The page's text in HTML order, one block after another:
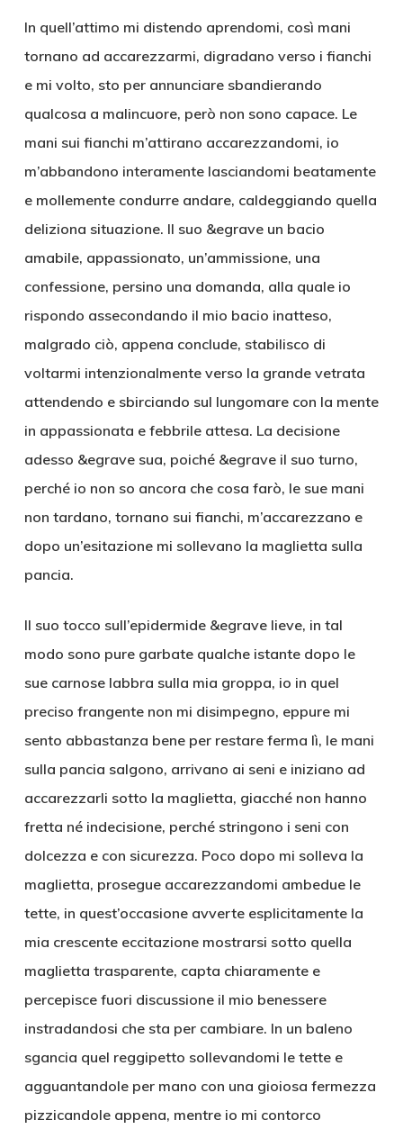
In quell’attimo mi distendo aprendomi, così mani
tornano ad accarezzarmi, digradano verso i fianchi
e mi volto, sto per annunciare sbandierando
qualcosa a malincuore, però non sono capace. Le
mani sui fianchi m’attirano accarezzandomi, io
m’abbandono interamente lasciandomi beatamente
e mollemente condurre andare, caldeggiando quella
deliziona situazione. Il suo &egrave un bacio
amabile, appassionato, un’ammissione, una
confessione, persino una domanda, alla quale io
rispondo assecondando il mio bacio inatteso,
malgrado ciò, appena conclude, stabilisco di
voltarmi intenzionalmente verso la grande vetrata
attendendo e sbirciando sul lungomare con la mente
in appassionata e febbrile attesa. La decisione
adesso &egrave sua, poiché &egrave il suo turno,
perché io non so ancora che cosa farò, le sue mani
non tardano, tornano sui fianchi, m’accarezzano e
dopo un’esitazione mi sollevano la maglietta sulla
pancia.
Il suo tocco sull’epidermide &egrave lieve, in tal
modo sono pure garbate qualche istante dopo le
sue carnose labbra sulla mia groppa, io in quel
preciso frangente non mi disimpegno, eppure mi
sento abbastanza bene per restare ferma lì, le mani
sulla pancia salgono, arrivano ai seni e iniziano ad
accarezzarli sotto la maglietta, giacché non hanno
fretta né indecisione, perché stringono i seni con
dolcezza e con sicurezza. Poco dopo mi solleva la
maglietta, prosegue accarezzandomi ambedue le
tette, in quest’occasione avverte esplicitamente la
mia crescente eccitazione mostrarsi sotto quella
maglietta trasparente, capta chiaramente e
percepisce fuori discussione il mio benessere
instradandosi che sta per cambiare. In un baleno
sgancia quel reggipetto sollevandomi le tette e
agguantandole per mano con una gioiosa fermezza
pizzicandole appena, mentre io mi contorco